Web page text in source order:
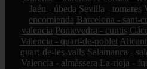
Jaén - úbeda Sevilla - tomares
encomienda Barcelona - sant-
valencia Pontevedra - cuntis
Valencia - quart-de-poblet
quart-de-les-valls Salamanca -
Valencia - almàssera La-rioja -